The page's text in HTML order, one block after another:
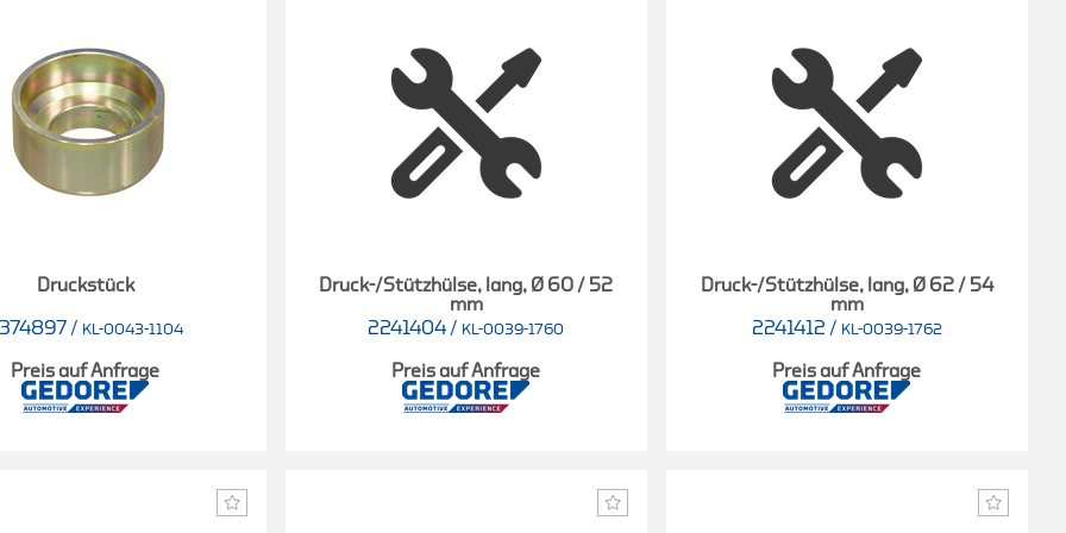
Druckstück
/ KL-0043-1104
Preis auf Anfrage
Druck-/Stützhülse, lang, Ø 60 / 52
mm
2241404 / KL-0039-1760
Preis auf Anfrage
Druck-/Stützhülse, lang, Ø 62 / 54
mm
2241412 / KL-0039-1762
Preis auf Anfrage